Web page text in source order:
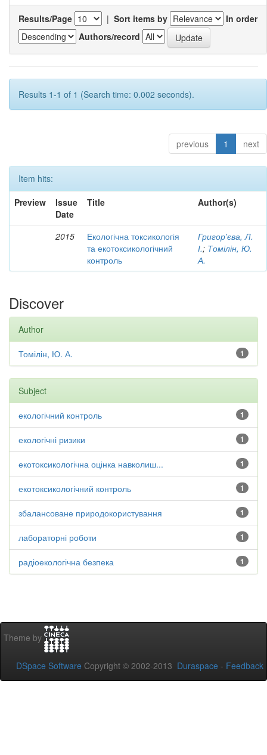
Results/Page | Sort items by
In order
Authors/record
Results 1-1 of 1 (Search time: 0.002 seconds).
previous 1 next
Item hits:
Preview
Issue
Date
Title Author(s)
2015
Екологічна токсикологія
та екотоксикологічний
контроль
Григор'єва, Л.
І.; Томілін, Ю.
А.
Discover
Author
1
Томілін, Ю. А.
Subject
1
екологічний контроль
1
екологічні ризики
1
екотоксикологічна оцінка навколиш...
1
екотоксикологічний контроль
1
збалансоване природокористування
1
лабораторні роботи
1
радіоекологічна безпека
Theme by
DSpace Software Copyright © 2002-2013 Duraspace - Feedback